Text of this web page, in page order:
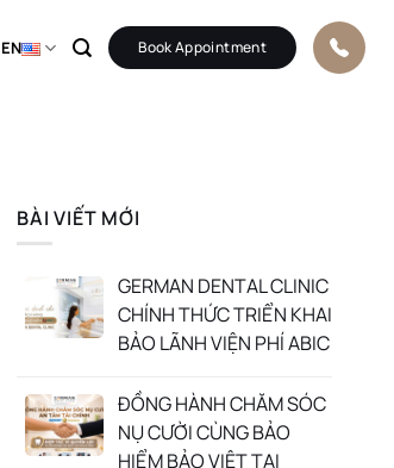
EN Book Appointment
BÀI VIẾT MỚI
GERMAN DENTAL CLINIC
CHÍNH THỨC TRIỂN KHAI
BẢO LÃNH VIỆN PHÍ ABIC
ĐỒNG HÀNH CHĂM SÓC
NỤ CƯỜI CÙNG BẢO
HIỂM BẢO VIỆT TẠI